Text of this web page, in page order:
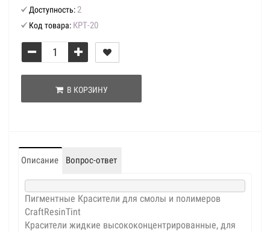
Доступность: 2
Код товара: КРТ-20
В КОРЗИНУ
Описание Вопрос-ответ
Пигментные Красители для смолы и полимеров
CraftResinTint
Красители жидкие высококонцентрированные, для